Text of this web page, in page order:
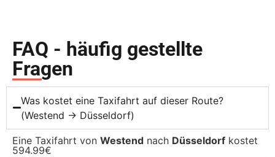
FAQ - häufig gestellte
Fragen
Was kostet eine Taxifahrt auf dieser Route?
(Westend → Düsseldorf)
Eine Taxifahrt von Westend nach Düsseldorf kostet
594.99€